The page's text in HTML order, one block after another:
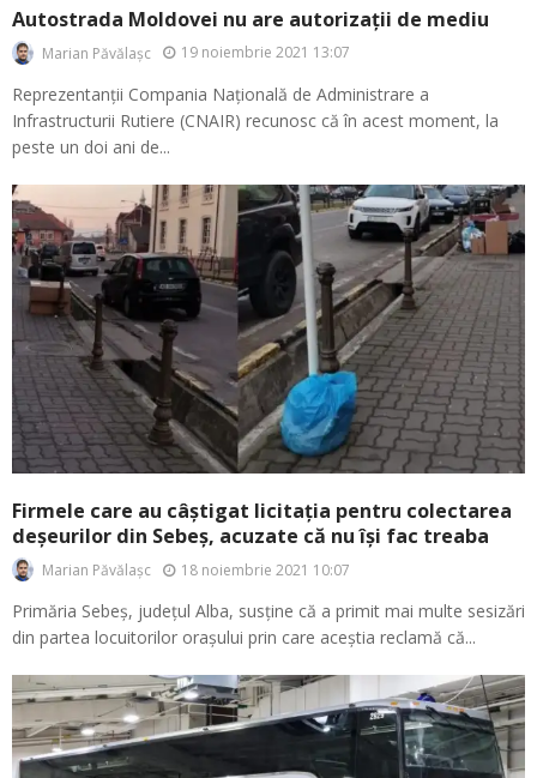
Autostrada Moldovei nu are autorizații de mediu
Marian Păvălașc 19 noiembrie 2021 13:07
Reprezentanții Compania Națională de Administrare a
Infrastructurii Rutiere (CNAIR) recunosc că în acest moment, la
peste un doi ani de...
Firmele care au câștigat licitația pentru colectarea
deșeurilor din Sebeș, acuzate că nu își fac treaba
Marian Păvălașc 18 noiembrie 2021 10:07
Primăria Sebeș, județul Alba, susține că a primit mai multe sesizări
din partea locuitorilor orașului prin care aceștia reclamă că...